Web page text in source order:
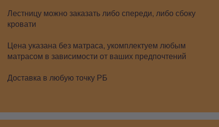
Лестницу можно заказать либо спереди, либо сбоку
кровати
Цена указана без матраса, укомплектуем любым
матрасом в зависимости от ваших предпочтений
Доставка в любую точку РБ